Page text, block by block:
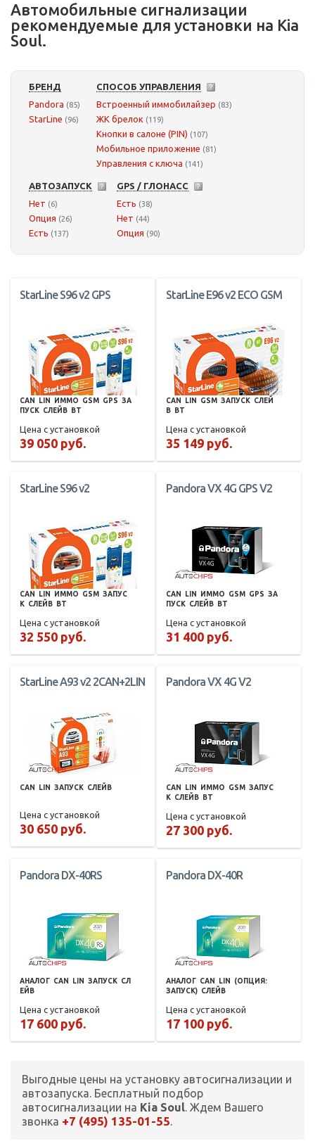
Автомобильные сигнализации
рекомендуемые для установки на Kia
Soul.
БРЕНД
Pandora (85)
StarLine (96)
СПОСОБ УПРАВЛЕНИЯ
Встроенный иммобилайзер (83)
ЖК брелок (119)
Кнопки в салоне (PIN) (107)
Мобильное приложение (81)
Управления с ключа (141)
АВТОЗАПУСК
Нет (6)
Опция (26)
Есть (137)
GPS / ГЛОНАСС
Есть (38)
Нет (44)
Опция (90)
StarLine S96 v2 GPS
CAN LIN ИММО GSM GPS ЗА
ПУСК СЛЕЙВ BT
Цена с установкой
39 050 руб.
StarLine E96 v2 ECO GSM
CAN LIN GSM ЗАПУСК СЛЕЙ
В
BT
Цена с установкой
35 149 руб.
StarLine S96 v2
CAN LIN ИММО GSM ЗАПУС
К СЛЕЙВ BT
Цена с установкой
32 550 руб.
Pandora VX 4G GPS V2
CAN LIN ИММО GSM GPS ЗА
ПУСК СЛЕЙВ BT
Цена с установкой
31 400 руб.
StarLine A93 v2 2CAN+2LIN
CAN LIN ЗАПУСК СЛЕЙВ
Цена с установкой
30 650 руб.
Pandora VX 4G V2
CAN LIN ИММО GSM ЗАПУС
К СЛЕЙВ BT
Цена с установкой
27 300 руб.
Pandora DX-40RS
АНАЛОГ CAN LIN ЗАПУСК СЛ
ЕЙВ
Цена с установкой
17 600 руб.
Pandora DX-40R
АНАЛОГ CAN LIN
(ОПЦИЯ:
ЗАПУСК) СЛЕЙВ
Цена с установкой
17 100 руб.
Выгодные цены на установку автосигнализации и
автозапуска. Бесплатный подбор
автосигнализации на Kia Soul. Ждем Вашего
звонка +7 (495) 135-01-55.